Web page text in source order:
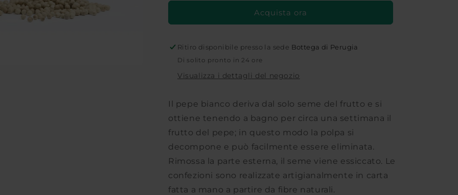
SRI
|
COD.
|
g
GRANI
SRI
|
COD.
|
g
Acquista ora
Ritiro disponibile presso la sede Bottega di Perugia
Di solito pronto in 24 ore
Visualizza i dettagli del negozio
Il pepe bianco deriva dal solo seme del frutto e si
ottiene tenendo a bagno per circa una settimana il
frutto del pepe; in questo modo la polpa si
decompone e può facilmente essere eliminata.
Rimossa la parte esterna, il seme viene essiccato. Le
confezioni sono realizzate artigianalmente in carta
fatta a mano a partire da fibre naturali.